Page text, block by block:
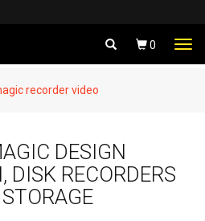
0
recorder video
DESIGN
DISK RECORDERS